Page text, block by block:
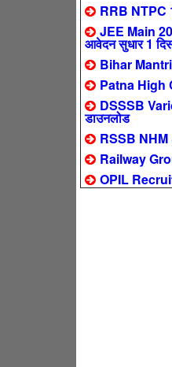
RRB NTPC
JEE Main
आवेदन सुधार 1
Bihar
Patna High
DSSSB
डाउनलोड
RSSB NHM
Railway
OPIL